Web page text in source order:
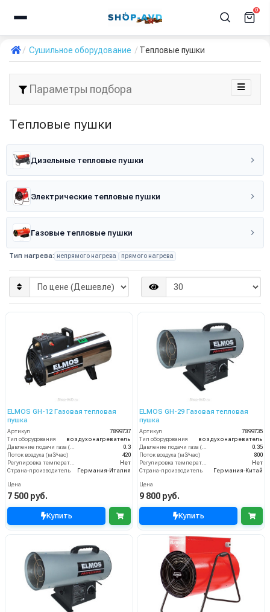
0
Сушильное оборудование Тепловые пушки
Параметры подбора
Тепловые пушки
Дизельные тепловые пушки
Электрические тепловые пушки
Газовые тепловые пушки
Тип нагрева: непрямого нагрева прямого нагрева
ELMOS GH-12 Газовая тепловая
пушка
Артикул
7899737
Тип оборудования
воздухонагреватель
0.3
Поток воздуха (м3/час)
420
Нет
Страна-производитель
Германия-Италия
Цена
7 500 руб.
Купить
ELMOS GH-29 Газовая тепловая
пушка
Артикул
7899735
Тип оборудования
воздухонагреватель
0.35
Поток воздуха (м3/час)
800
Нет
Страна-производитель
Германия-Китай
Цена
9 800 руб.
Купить